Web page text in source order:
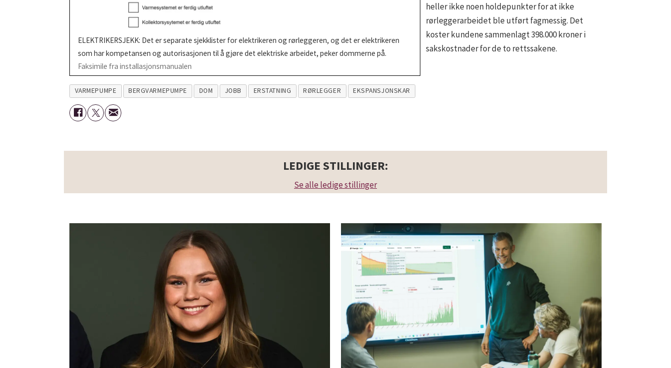
ELEKTRIKERSJEKK: Det er separate sjekklister for elektrikeren og rørleggeren, og det er elektrikeren
som har kompetansen og autorisasjonen til å gjøre det elektriske arbeidet, peker dommerne på.
Faksimile fra installasjonsmanualen
heller ikke noen holdepunkter for at ikke
rørleggerarbeidet ble utført fagmessig. Det
koster kundene sammenlagt 398.000 kroner i
sakskostnader for de to rettssakene.
VARMEPUMPE BERGVARMEPUMPE DOM JOBB ERSTATNING RØRLEGGER EKSPANSJONSKAR
LEDIGE STILLINGER:
Se alle ledige stillinger